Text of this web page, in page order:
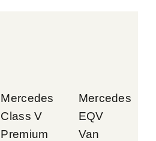
Mercedes
Class V
Premium
Mercedes
EQV
Van